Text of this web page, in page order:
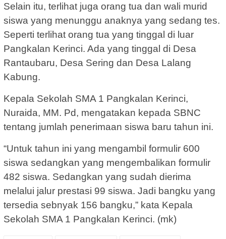
Selain itu, terlihat juga orang tua dan wali murid
siswa yang menunggu anaknya yang sedang tes.
Seperti terlihat orang tua yang tinggal di luar
Pangkalan Kerinci. Ada yang tinggal di Desa
Rantaubaru, Desa Sering dan Desa Lalang
Kabung.
Kepala Sekolah SMA 1 Pangkalan Kerinci,
Nuraida, MM. Pd, mengatakan kepada SBNC
tentang jumlah penerimaan siswa baru tahun ini.
“Untuk tahun ini yang mengambil formulir 600
siswa sedangkan yang mengembalikan formulir
482 siswa. Sedangkan yang sudah dierima
melalui jalur prestasi 99 siswa. Jadi bangku yang
tersedia sebnyak 156 bangku,” kata Kepala
Sekolah SMA 1 Pangkalan Kerinci. (mk)